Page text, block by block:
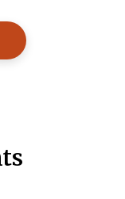
New Window